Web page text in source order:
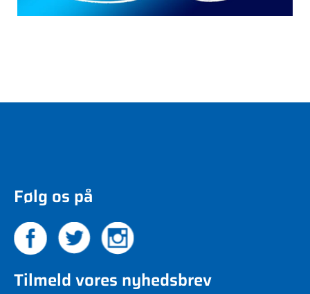
Følg os på
Tilmeld vores nyhedsbrev